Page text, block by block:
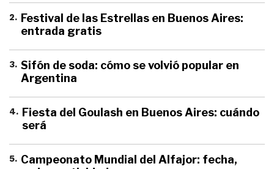
2. Festival de las Estrellas en Buenos Aires:
entrada gratis
3. Sifón de soda: cómo se volvió popular en
Argentina
4. Fiesta del Goulash en Buenos Aires: cuándo
será
5. Campeonato Mundial del Alfajor: fecha,